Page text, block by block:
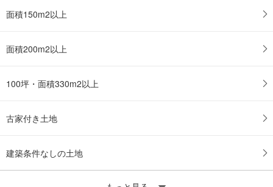
面積150m2以上
面積200m2以上
100坪・面積330m2以上
古家付き土地
建築条件なしの土地